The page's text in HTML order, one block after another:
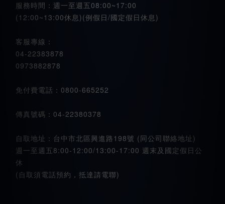
服務時間：週一至週五08:00~17:00
(12:00~13:00休息)(例假日/國定假日休息)
客服專線：
04-22383878
0973882878
免付費電話：0800-665252
傳真號碼：04-22380378
自取地址：台中市北區興進路198號 (同公司聯絡地址)
週一至週五8:00-12:00/13:00-17:00 週末及國定假日公
休
(自取須電話預約，抵達請電聯)